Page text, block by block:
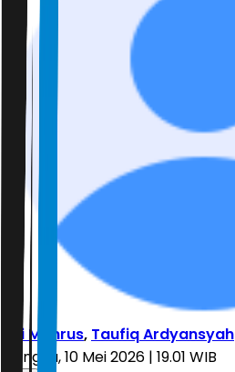
Ali Mahrus, Taufiq Ardyansyah
Minggu, 10 Mei 2026 | 19.01 WIB